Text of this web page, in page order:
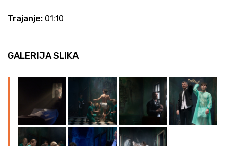
Trajanje: 01:10
GALERIJA SLIKA